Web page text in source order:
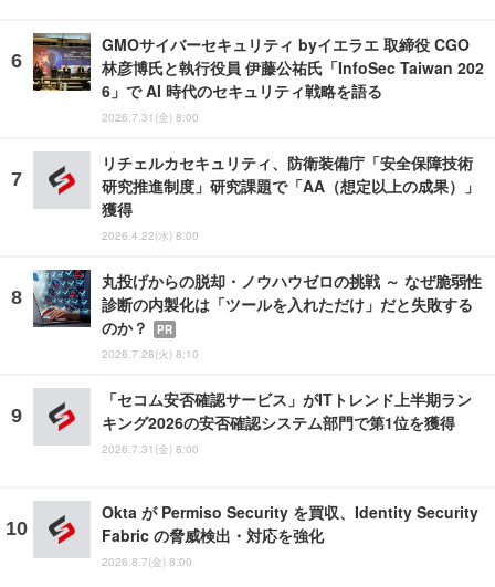
GMOサイバーセキュリティ byイエラエ 取締役 CGO
林彦博氏と執行役員 伊藤公祐氏「InfoSec Taiwan 202
6」で AI 時代のセキュリティ戦略を語る
2026.7.31(金) 8:00
リチェルカセキュリティ、防衛装備庁「安全保障技術
研究推進制度」研究課題で「AA（想定以上の成果）」
獲得
2026.4.22(水) 8:00
丸投げからの脱却・ノウハウゼロの挑戦 ～ なぜ脆弱性
診断の内製化は「ツールを入れただけ」だと失敗する
のか？
PR
2026.7.28(火) 8:10
「セコム安否確認サービス」がITトレンド上半期ラン
キング2026の安否確認システム部門で第1位を獲得
2026.7.31(金) 8:00
Okta が Permiso Security を買収、Identity Security
Fabric の脅威検出・対応を強化
2026.8.7(金) 8:00